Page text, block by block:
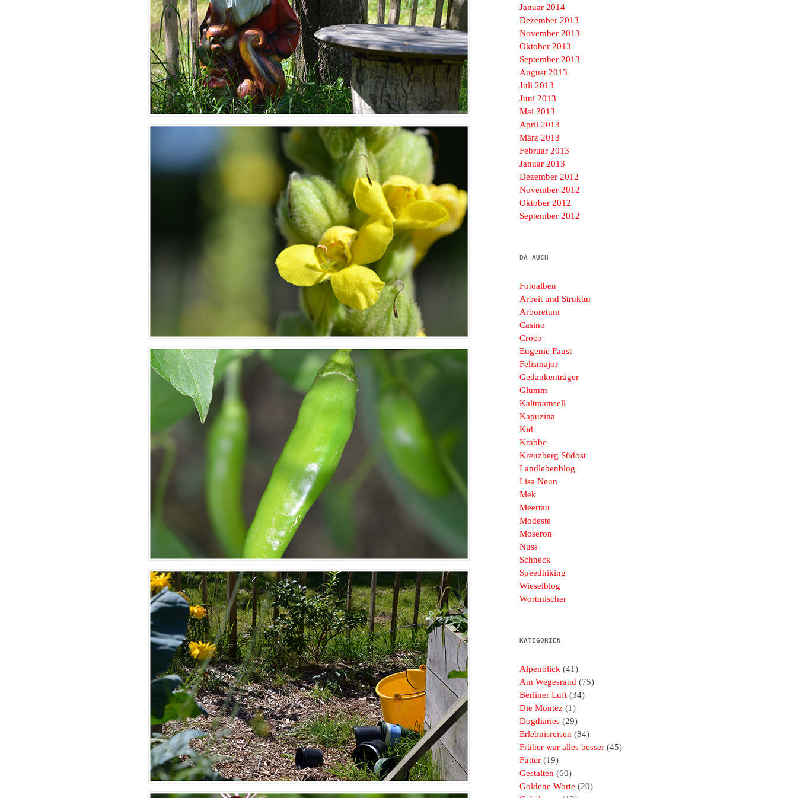
Januar 2014
Dezember 2013
November 2013
Oktober 2013
September 2013
August 2013
Juli 2013
Juni 2013
Mai 2013
April 2013
März 2013
Februar 2013
Januar 2013
Dezember 2012
November 2012
Oktober 2012
September 2012
DA AUCH
Fotoalben
Arbeit und Struktur
Arboretum
Casino
Croco
Eugenie Faust
Felismajor
Gedankenträger
Glumm
Kaltmamsell
Kapuzina
Kid
Krabbe
Kreuzberg Südost
Landlebenblog
Lisa Neun
Mek
Meertau
Modeste
Moseron
Nuss
Schneck
Speedhiking
Wieselblog
Wortmischer
KATEGORIEN
Alpenblick (41)
Am Wegesrand (75)
Berliner Luft (34)
Die Montez (1)
Dogdiaries (29)
Erlebnisreisen (84)
Früher war alles besser (45)
Futter (19)
Gestalten (60)
Goldene Worte (20)